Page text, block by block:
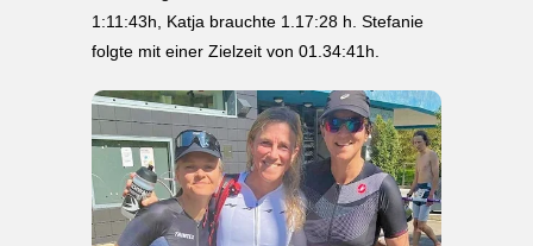
1:11:43h, Katja brauchte 1.17:28 h. Stefanie
folgte mit einer Zielzeit von 01.34:41h.